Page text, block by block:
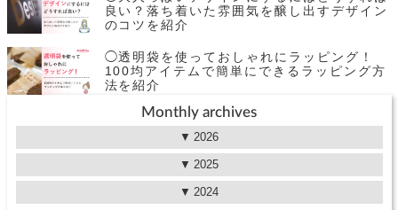
良い？落ち着いた雰囲気を醸し出すデザイン
のコツを紹介
◯透明袋を使っておしゃれにラッピング！
100均アイテムで簡単にできるラッピング方
法を紹介
Monthly archives
2026
2025
2024